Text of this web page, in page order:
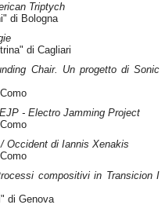
Triptych
di Bologna
di Cagliari
Chair. Un progetto di Sonic
EJP - Electro Jamming Project
Occident di Iannis Xenakis
compositivi in Transicion I
di Genova